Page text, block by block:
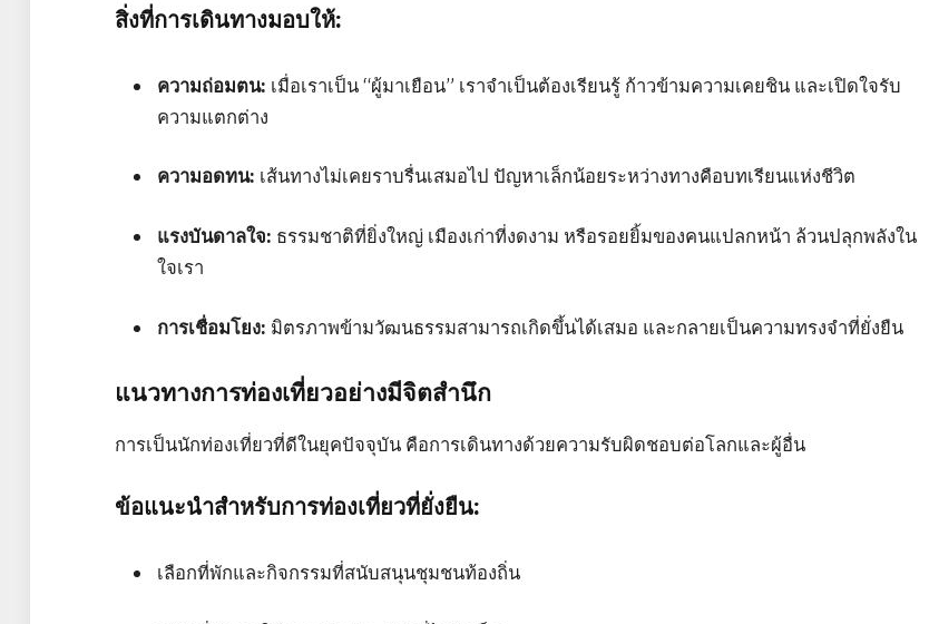
สิ่งที่การเดินทางมอบให้:
ความถ่อมตน: เมื่อเราเป็น “ผู้มาเยือน” เราจำเป็นต้องเรียนรู้ ก้าวข้ามความเคยชิน และเปิดใจรับ
ความแตกต่าง
ความอดทน: เส้นทางไม่เคยราบรื่นเสมอไป ปัญหาเล็กน้อยระหว่างทางคือบทเรียนแห่งชีวิต
แรงบันดาลใจ: ธรรมชาติที่ยิ่งใหญ่ เมืองเก่าที่งดงาม หรือรอยยิ้มของคนแปลกหน้า ล้วนปลุกพลังใน
ใจเรา
การเชื่อมโยง: มิตรภาพข้ามวัฒนธรรมสามารถเกิดขึ้นได้เสมอ และกลายเป็นความทรงจำที่ยั่งยืน
แนวทางการท่องเที่ยวอย่างมีจิตสำนึก
การเป็นนักท่องเที่ยวที่ดีในยุคปัจจุบัน คือการเดินทางด้วยความรับผิดชอบต่อโลกและผู้อื่น
ข้อแนะนำสำหรับการท่องเที่ยวที่ยั่งยืน:
เลือกที่พักและกิจกรรมที่สนับสนุนชุมชนท้องถิ่น